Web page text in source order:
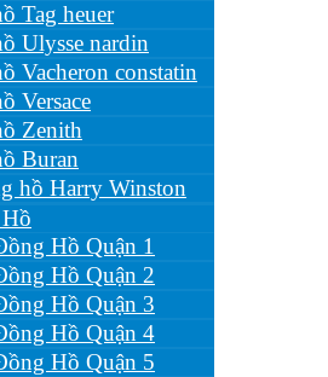
Tag heuer
Ulysse nardin
Vacheron constatin
Versace
Zenith
Buran
hồ Harry Winston
Hồ Quận 1
Hồ Quận 2
Hồ Quận 3
Hồ Quận 4
Hồ Quận 5